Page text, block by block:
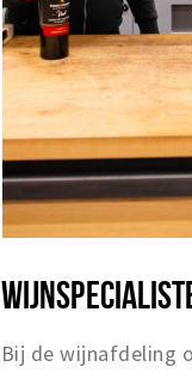
Bij de wijnafdeling